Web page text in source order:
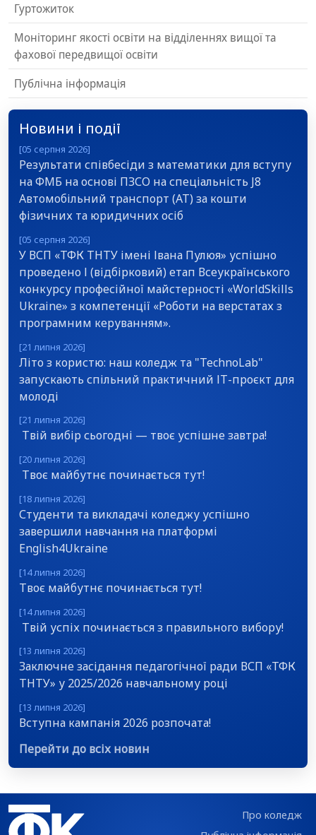
Гуртожиток
Моніторинг якості освіти на відділеннях вищої та
фахової передвищої освіти
Публічна інформація
Новини і події
[05 серпня 2026]
Результати співбесіди з математики для вступу
на ФМБ на основі ПЗСО на спеціальність J8
Автомобільний транспорт (АТ) за кошти
фізичних та юридичних осіб
[05 серпня 2026]
У ВСП «ТФК ТНТУ імені Івана Пулюя» успішно
проведено І (відбірковий) етап Всеукраїнського
конкурсу професійної майстерності «WorldSkills
Ukraine» з компетенції «Роботи на верстатах з
програмним керуванням».
[21 липня 2026]
Літо з користю: наш коледж та "TechnoLab"
запускають спільний практичний ІТ-проєкт для
молоді
[21 липня 2026]
Твій вибір сьогодні — твоє успішне завтра!
[20 липня 2026]
Твоє майбутнє починається тут!
[18 липня 2026]
Студенти та викладачі коледжу успішно
завершили навчання на платформі
English4Ukraine
[14 липня 2026]
Твоє майбутнє починається тут!
[14 липня 2026]
Твій успіх починається з правильного вибору!
[13 липня 2026]
Заключне засідання педагогічної ради ВСП «ТФК
ТНТУ» у 2025/2026 навчальному році
[13 липня 2026]
Вступна кампанія 2026 розпочата!
Перейти до всіх новин
Про коледж